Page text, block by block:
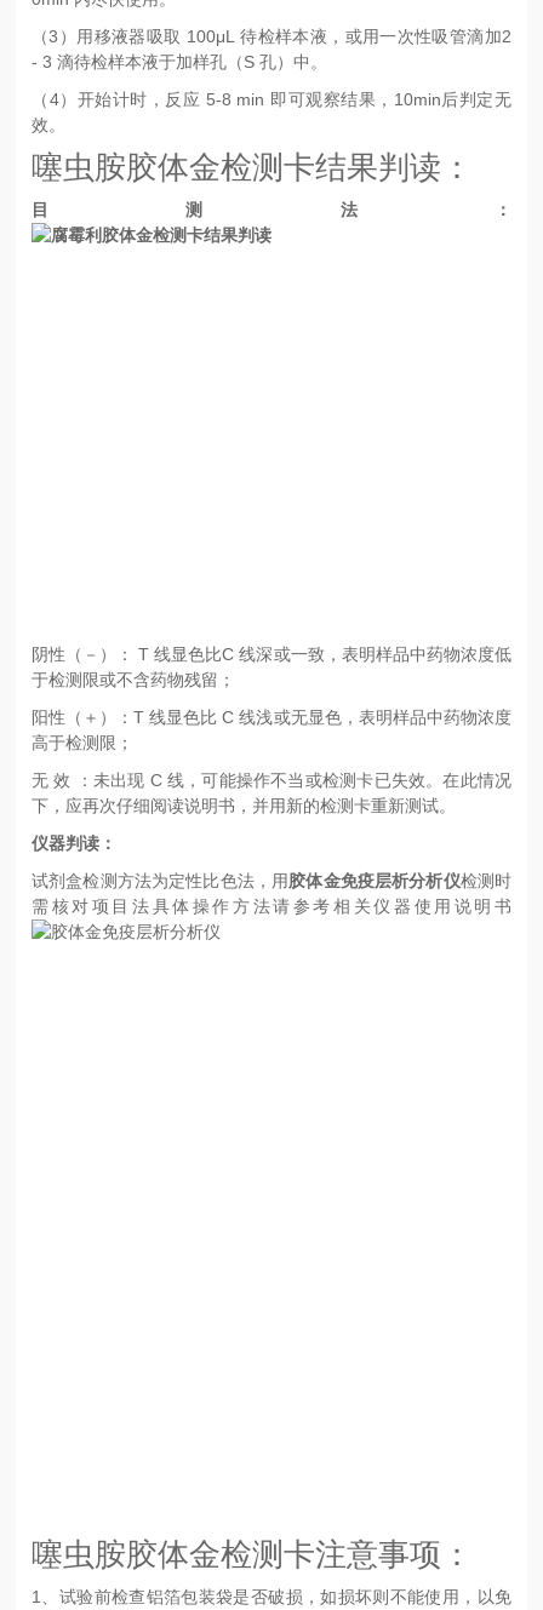
（3）用移液器吸取 100μL 待检样本液，或用一次性吸管滴加2
- 3 滴待检样本液于加样孔（S 孔）中。
（4）开始计时，反应 5-8 min 即可观察结果，10min后判定无
效。
噻虫胺胶体金检测卡结果判读：
目测法：
阴性（－）： T 线显色比C 线深或一致，表明样品中药物浓度低
于检测限或不含药物残留；
阳性（＋）：T 线显色比 C 线浅或无显色，表明样品中药物浓度
高于检测限；
无 效 ：未出现 C 线，可能操作不当或检测卡已失效。在此情况
下，应再次仔细阅读说明书，并用新的检测卡重新测试。
仪器判读：
试剂盒检测方法为定性比色法， 用胶体金免疫层析分析仪检测时
需核对项目法具体操作方法请参考相关仪器使用说明书
噻虫胺胶体金检测卡注意事项：
1、试验前检查铝箔包装袋是否破损，如损坏则不能使用，以免